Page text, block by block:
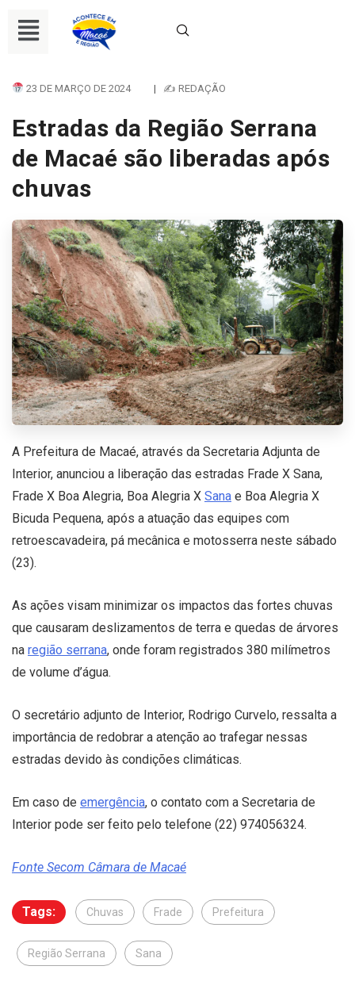
23 DE MARÇO DE 2024 | ✍ REDAÇÃO
Estradas da Região Serrana
de Macaé são liberadas após
chuvas
A Prefeitura de Macaé, através da Secretaria Adjunta de
Interior, anunciou a liberação das estradas Frade X Sana,
Frade X Boa Alegria, Boa Alegria X Sana e Boa Alegria X
Bicuda Pequena, após a atuação das equipes com
retroescavadeira, pá mecânica e motosserra neste sábado
(23).
As ações visam minimizar os impactos das fortes chuvas
que causaram deslizamentos de terra e quedas de árvores
na região serrana, onde foram registrados 380 milímetros
de volume d’água.
O secretário adjunto de Interior, Rodrigo Curvelo, ressalta a
importância de redobrar a atenção ao trafegar nessas
estradas devido às condições climáticas.
Em caso de emergência, o contato com a Secretaria de
Interior pode ser feito pelo telefone (22) 974056324.
Fonte Secom Câmara de Macaé
Tags: Chuvas Frade Prefeitura
Região Serrana Sana